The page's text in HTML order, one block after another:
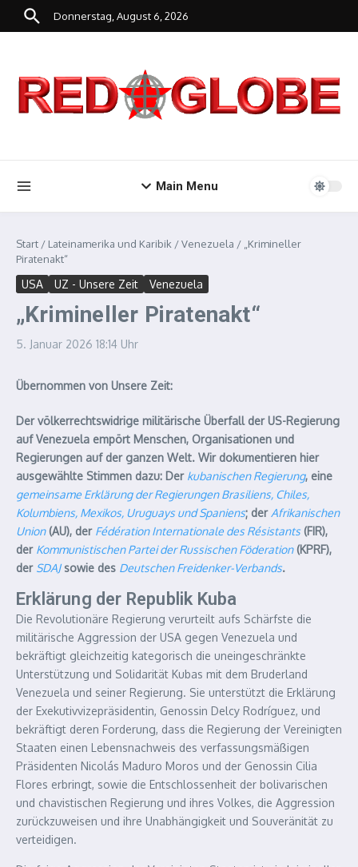
Zum Inhalt springen
Donnerstag, August 6, 2026
Main Menu
Start / Lateinamerika und Karibik /Venezuela / „Krimineller
Piratenakt“
USA UZ - Unsere Zeit Venezuela
„Krimineller Piratenakt“
5. Januar 2026 18:14 Uhr
Übernommen von Unsere Zeit:
Der völkerrechtswidrige militärische Überfall der US-Regierung
auf Venezuela empört Menschen, Organisationen und
Regierungen auf der ganzen Welt. Wir dokumentieren hier
ausgewählte Stimmen dazu: Der kubanischen Regierung, eine
gemeinsame Erklärung der Regierungen Brasiliens, Chiles,
Kolumbiens, Mexikos, Uruguays und Spaniens; der Afrikanischen
Union(AU), der Fédération Internationale des Résistants (FIR),
der Kommunistischen Partei der Russischen Föderation(KPRF),
der SDAJsowie des Deutschen Freidenker-Verbands.
Erklärung der Republik Kuba
Die Revolutionäre Regierung verurteilt aufs Schärfste die
militärische Aggression der USA gegen Venezuela und
bekräftigt gleichzeitig kategorisch die uneingeschränkte
Unterstützung und Solidarität Kubas mit dem Bruderland
Venezuela und seiner Regierung. Sie unterstützt die Erklärung
der Exekutivvizepräsidentin, Genossin Delcy Rodríguez, und
bekräftigt deren Forderung, dass die Regierung der Vereinigten
Staaten einen Lebensnachweis des verfassungsmäßigen
Präsidenten Nicolás Maduro Moros und der Genossin Cilia
Flores erbringt, sowie die Entschlossenheit der bolivarischen
und chavistischen Regierung und ihres Volkes, die Aggression
zurückzuweisen und ihre Unabhängigkeit und Souveränität zu
verteidigen.